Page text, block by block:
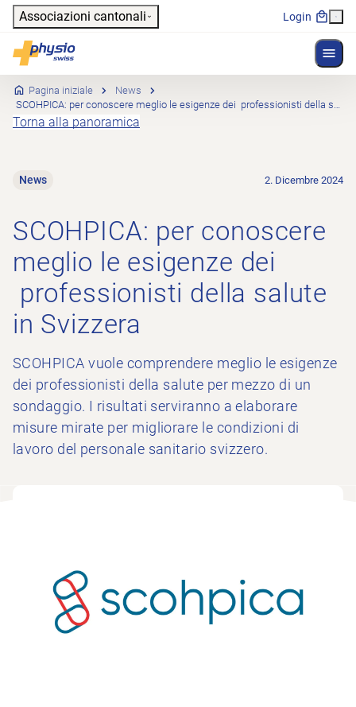
Header
Associazioni cantonali Login
Physioswiss
Navigazione principale
Pagina iniziale
News
SCOHPICA: per conoscere meglio le esigenze dei professionisti della salute in Svizzera
Torna alla panoramica
News 2. Dicembre 2024
SCOHPICA: per conoscere
meglio le esigenze dei
professionisti della salute
in Svizzera
SCOHPICA vuole comprendere meglio le esigenze
dei professionisti della salute per mezzo di un
sondaggio. I risultati serviranno a elaborare
misure mirate per migliorare le condizioni di
lavoro del personale sanitario svizzero.